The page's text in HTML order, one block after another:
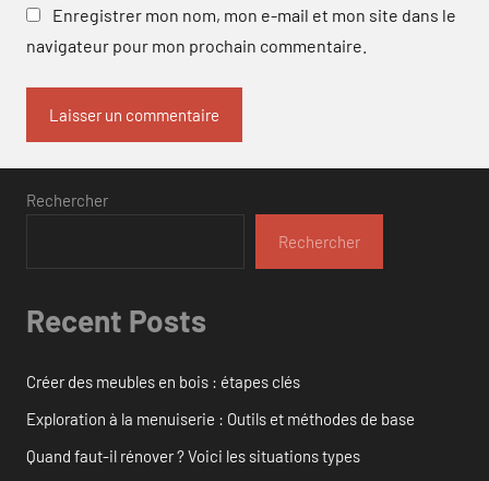
Enregistrer mon nom, mon e-mail et mon site dans le
navigateur pour mon prochain commentaire.
Rechercher
Rechercher
Recent Posts
Créer des meubles en bois : étapes clés
Exploration à la menuiserie : Outils et méthodes de base
Quand faut-il rénover ? Voici les situations types